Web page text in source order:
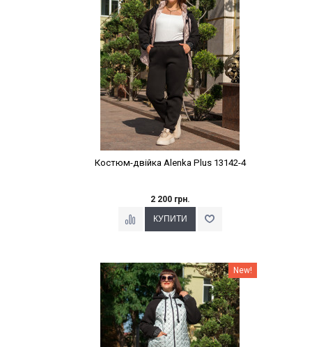
Костюм-двійка Alenka Plus 13142-4
2 200 грн.
Наклейки Варіант з % New!